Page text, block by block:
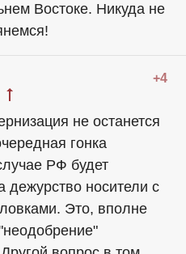
Востоке. Никуда не
+4
не останется
гонка
РФ будет
дежурство носители с
Это, вполне